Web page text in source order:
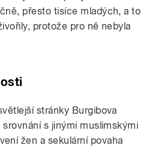
přesto tisíce mladých, a to
protože pro ně nebyla
stránky Burgibova
s jinými muslimskými
žen a sekulární povaha